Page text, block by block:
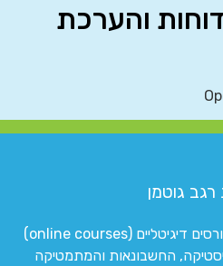
והערכת
רגב גוטמן
המרכז המוביל והמקצועי לקורסים דיגיטליים (online courses)
החשבונאות והמתמטיקה